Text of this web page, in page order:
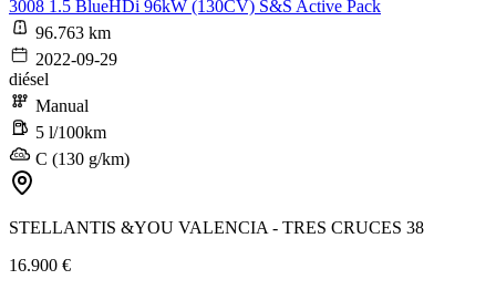
3008 1.5 BlueHDi 96kW (130CV) S&S Active Pack
96.763 km
2022-09-29
diésel
Manual
5 l/100km
C (130 g/km)
STELLANTIS &YOU VALENCIA - TRES CRUCES 38
16.900 €